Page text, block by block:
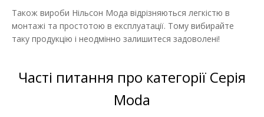
ДО КОШИКА
В закладки
Також вироби Нільсон Мода відрізняються легкістю в
монтажі та простотою в експлуатації. Тому вибирайте
таку продукцію і неодмінно залишитеся задоволені!
Часті питання про категорії Серія
Moda